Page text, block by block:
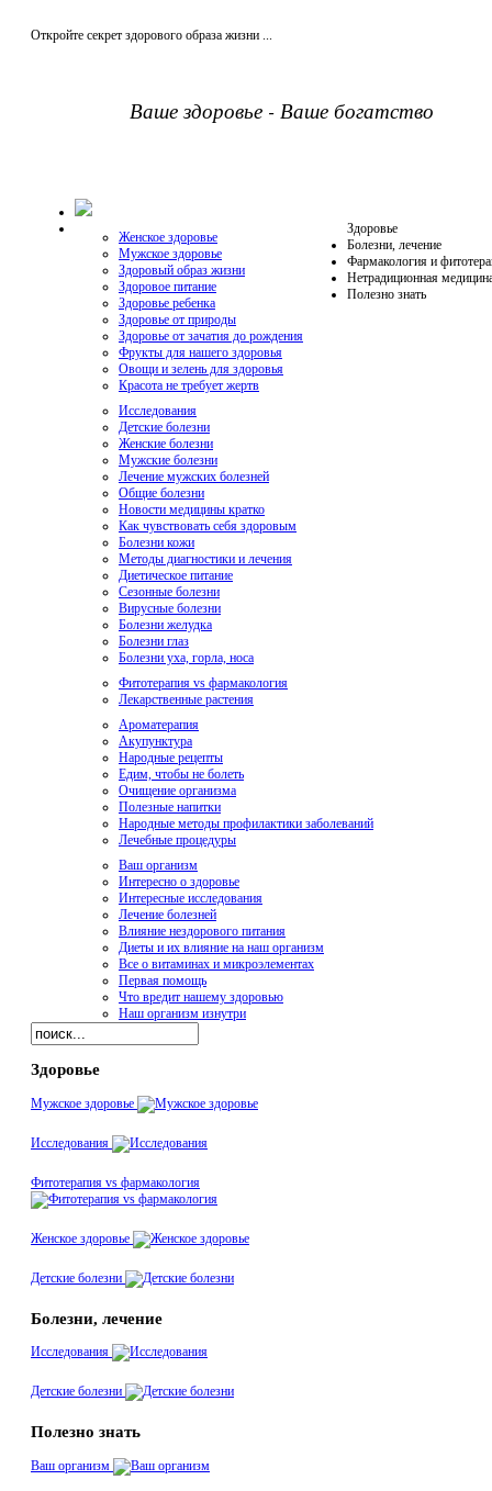
Откройте секрет здорового образа жизни ...
Ваше здоровье - Ваше богатство
Здоровье
Женское здоровье
Мужское здоровье
Здоровый образ жизни
Здоровое питание
Здоровье ребенка
Здоровье от природы
Здоровье от зачатия до рождения
Фрукты для нашего здоровья
Овощи и зелень для здоровья
Красота не требует жертв
Болезни, лечение
Исследования
Детские болезни
Женские болезни
Мужские болезни
Лечение мужских болезней
Общие болезни
Новости медицины кратко
Как чувствовать себя здоровым
Болезни кожи
Методы диагностики и лечения
Диетическое питание
Сезонные болезни
Вирусные болезни
Болезни желудка
Болезни глаз
Болезни уха, горла, носа
Фармакология и
Фитотерапия vs фармакология
Лекарственные растения
Нетрадиционная
Ароматерапия
Акупунктура
Народные рецепты
Едим, чтобы не болеть
Очищение организма
Полезные напитки
Народные методы профилактики заболеваний
Лечебные процедуры
Полезно знать
Ваш организм
Интересно о здоровье
Интересные исследования
Лечение болезней
Влияние нездорового питания
Диеты и их влияние на наш организм
Все о витаминах и микроэлементах
Первая помощь
Что вредит нашему здоровью
Наш организм изнутри
Здоровье
Мужское здоровье
Исследования
Фитотерапия vs фармакология
Женское здоровье
Детские болезни
Болезни, лечение
Исследования
Детские болезни
Полезно знать
Ваш организм